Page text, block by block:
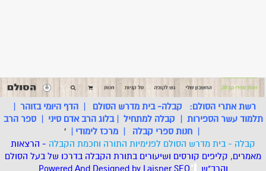
רשת אתרי הסולם: קבלה- בית מדרש הסולם |הדף היומי בזוהר |
תלמוד עשר הספירות | קבלה למתחיל |בלוג הרב אדם סיני |ספר הרב
| חנות ספרי קבלה | מרכז לימודי |
'
קבלה - בית מדרש הסולם לפנימיות התורה וחכמת הקבלה - הרצאות
מאמרים, קליפים קורסים ושיעורים בתורת הקבלה בדרכו של בעל הסולם
והרב"ש.
*
Powered And Designed by LaisnerSEO